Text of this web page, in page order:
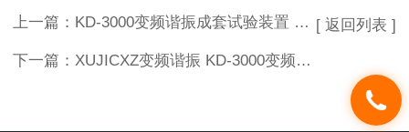
上一篇： KD-3000变频谐振成套试验装置 变频谐振成套试验装置
下一篇： XUJICXZ变频谐振 KD-3000变频谐振试验装置
[ 返回列表 ]